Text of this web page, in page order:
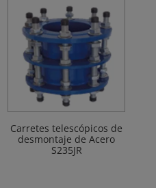
Carretes telescópicos de
desmontaje de Acero
S235JR